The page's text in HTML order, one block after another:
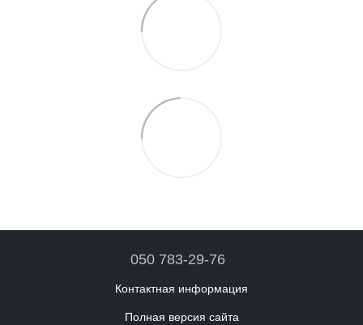
050 783-29-76
Контактная информация
Полная версия сайта